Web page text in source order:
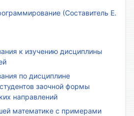
(Составитель Е.
к изучению дисциплины
по дисциплине
заочной формы
направлений
математике с примерами